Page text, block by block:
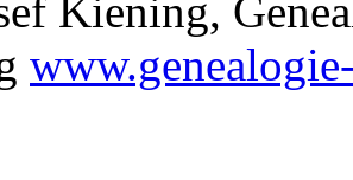
Kiening,